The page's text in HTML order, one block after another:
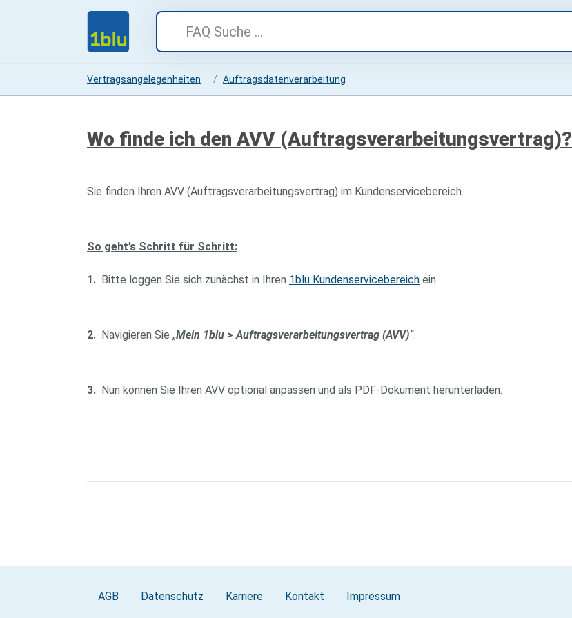
Vertragsangelegenheiten Auftragsdatenverarbeitung
Wo finde ich den AVV (Auftragsverarbeitungsvertrag)?
Sie finden Ihren AVV (Auftragsverarbeitungsvertrag) im Kundenservicebereich.
So geht’s Schritt für Schritt:
1. Bitte loggen Sie sich zunächst in Ihren 1blu Kundenservicebereich ein.
2. Navigieren Sie „Mein 1blu > Auftragsverarbeitungsvertrag (AVV)“.
3. Nun können Sie Ihren AVV optional anpassen und als PDF-Dokument herunterladen.
AGB Datenschutz Karriere Kontakt Impressum